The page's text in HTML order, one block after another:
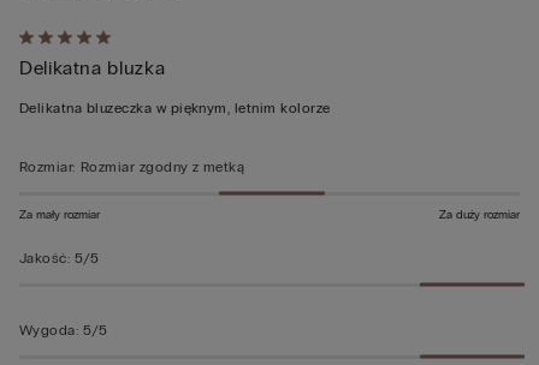
Ocena
5
z
Delikatna bluzka
Delikatna bluzeczka w pięknym, letnim kolorze
Rozmiar: Rozmiar zgodny z metką
Za mały rozmiar Za duży rozmiar
Jakość: 5/5
Wygoda: 5/5